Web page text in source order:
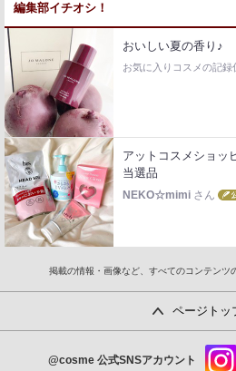
編集部イチオシ！
おいしい夏の香り♪
お気に入りコスメの記録
アットコスメショッ
当選品
NEKO☆mimi さん
掲載の情報・画像など、すべてのコンテンツ
ページトッ
@cosme 公式SNSアカウント